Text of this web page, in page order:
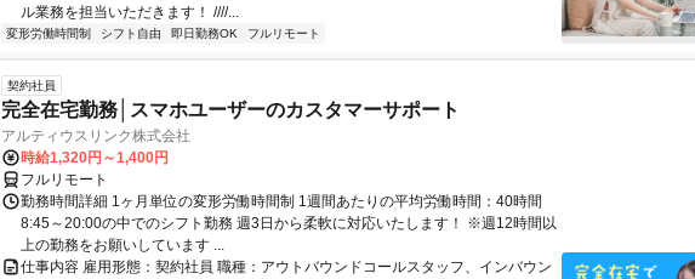
ル業務を担当いただきます！ ////...
変形労働時間制 シフト自由 即日勤務OK フルリモート
契約社員
完全在宅勤務│スマホユーザーのカスタマーサポート
アルティウスリンク株式会社
時給1,320円～1,400円
フルリモート
勤務時間詳細 1ヶ月単位の変形労働時間制 1週間あたりの平均労働時間：40時間
8:45～20:00の中でのシフト勤務 週3日から柔軟に対応いたします！ ※週12時間以
上の勤務をお願いしています ...
仕事内容 雇用形態：契約社員 職種：アウトバウンドコールスタッフ、インバウン